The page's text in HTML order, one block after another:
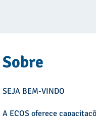
Sobre
SEJA BEM-VINDO
A ECOS oferece